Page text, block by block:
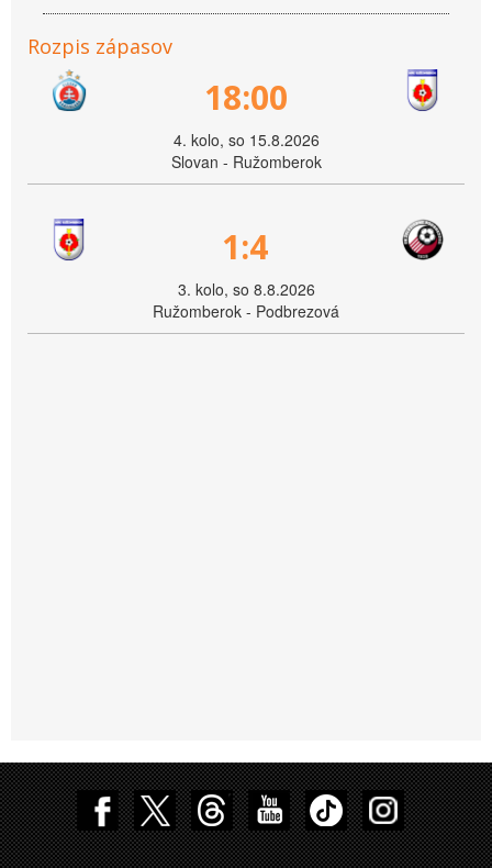
Rozpis zápasov
18:00
4. kolo, so 15.8.2026
Slovan - Ružomberok
1:4
3. kolo, so 8.8.2026
Ružomberok - Podbrezová